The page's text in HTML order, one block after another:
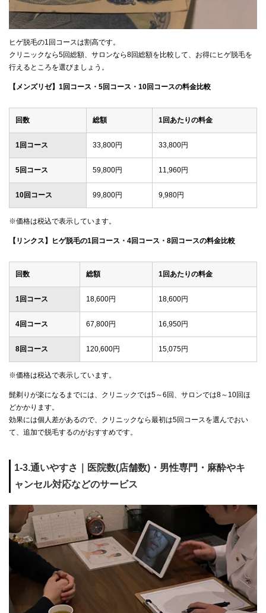
ヒゲ脱毛の1回コースは割高です。
クリニックなら5回総額、サロンなら8回総額を比較して、お得にヒゲ脱毛を
行えるところを選びましょう。
【メンズリゼ】1回コース・5回コース・10回コースの料金比較
回数 総額 1回あたりの料金
1回コース 33,800円 33,800円
5回コース 59,800円 11,960円
10回コース 99,800円 9,980円
※価格は税込で表示しています。
【リンクス】ヒゲ脱毛の1回コース・4回コース・8回コースの料金比較
回数 総額 1回あたりの料金
1回コース 18,600円 18,600円
4回コース 67,800円 16,950円
8回コース 120,600円 15,075円
※価格は税込で表示しています。
髭剃りが楽になるまでには、クリニックでは5～6回、サロンでは8～10回ほ
どかかります。
効果には個人差があるので、クリニックなら最初は5回コースを選んでおい
て、追加で脱毛するのがおすすめです。
1-3.通いやすさ｜医院数(店舗数)・男性専門・麻酔やキ
ャンセル対応などのサービス